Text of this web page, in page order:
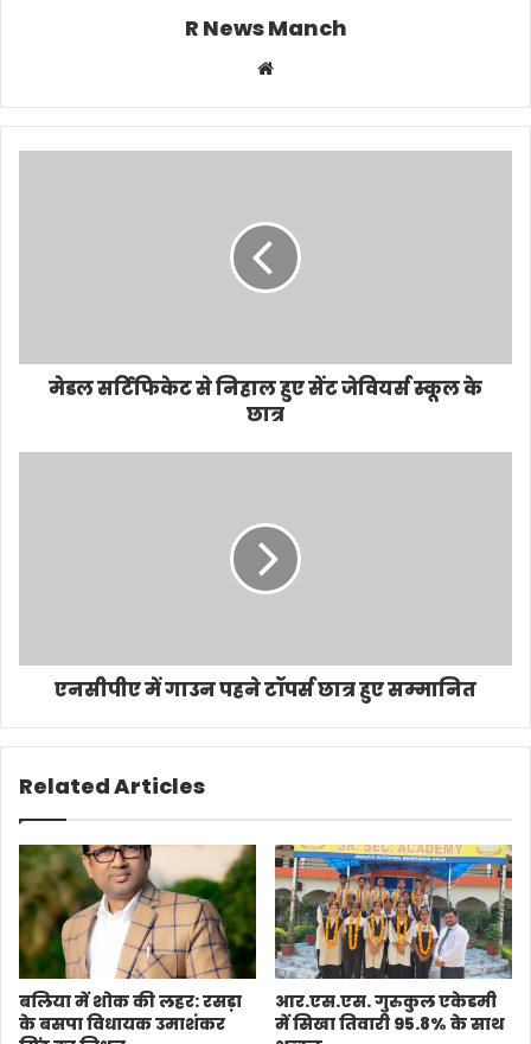
R News Manch
Website
मेडल सर्टिफिकेट से निहाल हुए सेंट जेवियर्स स्कूल के
छात्र
एनसीपीए में गाउन पहने टॉपर्स छात्र हुए सम्मानित
Related Articles
बलिया में शोक की लहर: रसड़ा
के बसपा विधायक उमाशंकर
आर.एस.एस. गुरुकुल एकेडमी
में सिखा तिवारी 95.8% के साथ